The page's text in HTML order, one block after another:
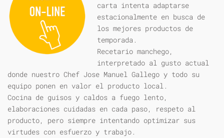
carta intenta adaptarse
estacionalmente en busca de
los mejores productos de
temporada.
Recetario manchego,
interpretado al gusto actual
donde nuestro Chef Jose Manuel Gallego y todo su
equipo ponen en valor el producto local.
Cocina de guisos y caldos a fuego lento,
elaboraciones cuidadas en cada paso, respeto al
producto, pero siempre intentando optimizar sus
virtudes con esfuerzo y trabajo.